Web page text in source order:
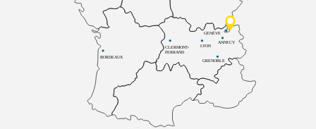
BORDEAUX
CLERMONT-
FERRAND
LYON
ANNECY
GRENOBLE
GENÈVE